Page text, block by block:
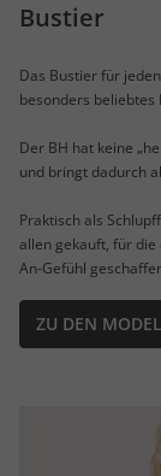
Bustier
Das Bustier für
besonders beliebtes
Der BH hat keine
und bringt dadurch
Praktisch als
allen gekauft, für die
An-Gefühl
ZU DEN